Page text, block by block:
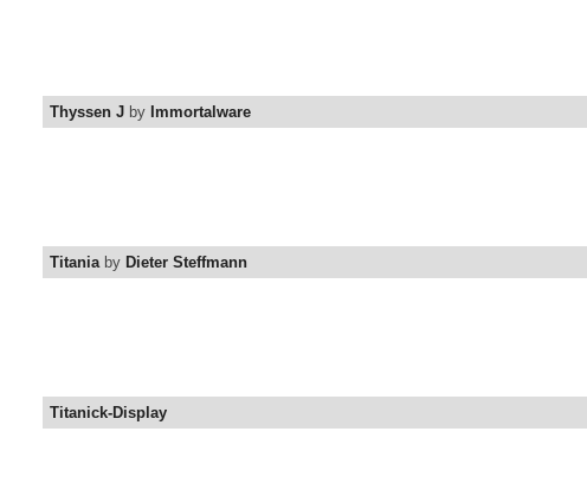
Thyssen J by Immortalware
Titaniaby Dieter Steffmann
Titanick-Display